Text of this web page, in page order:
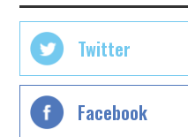
Twitter
Facebook